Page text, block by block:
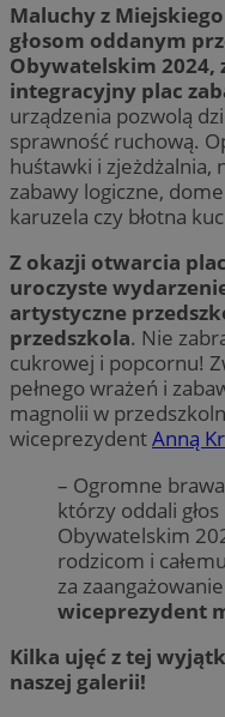
Maluchy z
głosom oddanym
Obywatelskim 2024,
integracyjny plac
urządzenia pozwolą
sprawność ruchową.
huśtawki i zjeżdżalnia,
zabawy logiczne,
karuzela czy błotna
Z okazji otwarcia
uroczyste
artystyczne
przedszkola. Nie
cukrowej i popcornu!
pełnego wrażeń i
magnolii w
wiceprezydentAnną
– Ogromne
którzy oddali
Obywatelskim
rodzicom i
za
wiceprezydent
Kilka ujęć z tej
naszej galerii!